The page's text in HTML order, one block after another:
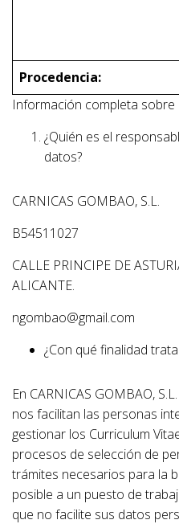
Procedencia:
Información completa
¿Quién es el
datos?
CARNICAS GOMBAO, S.L.
B54511027
CALLE PRINCIPE DE
ALICANTE.
ngombao@gmail.com
¿Con qué finalidad
En CARNICAS GOMBAO,
nos facilitan las personas
gestionar los Curriculum
procesos de selección de
trámites necesarios para la
posible a un puesto de
que no facilite sus datos